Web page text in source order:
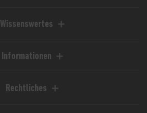
Wissenswertes
Magazin / Blog
Informationen
Kundenkonto
Rechtliches